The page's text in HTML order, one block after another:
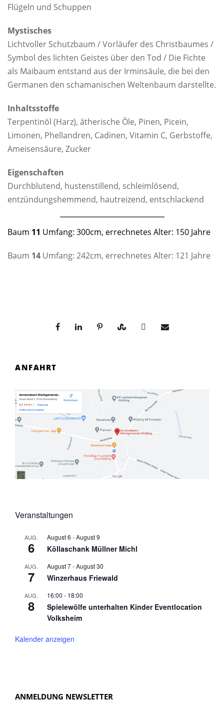
Flügeln und Schuppen
Mystisches
Lichtvoller Schutzbaum / Vorläufer des Christbaumes /
Symbol des lichten Geistes über den Tod / Die Fichte
als Maibaum entstand aus der Irminsäule, die bei den
Germanen den schamanischen Weltenbaum darstellte.
Inhaltsstoffe
Terpentinöl (Harz), ätherische Öle, Pinen, Picein,
Limonen, Phellandren, Cadinen, Vitamin C, Gerbstoffe,
Ameisensäure, Zucker
Eigenschaften
Durchblutend, hustenstillend, schleimlösend,
entzündungshemmend, hautreizend, entschlackend
Baum 11 Umfang: 300cm, errechnetes Alter: 150 Jahre
Baum 14 Umfang: 242cm, errechnetes Alter: 121 Jahre
ANFAHRT
Veranstaltungen
AUG.
6
August 6 -August 9
Köllaschank Müllner Michl
AUG.
7
August 7-August 30
Winzerhaus Friewald
AUG.
8
16:00 - 18:00
Spielewölfe unterhalten Kinder Eventlocation
Volksheim
Kalender anzeigen
ANMELDUNG NEWSLETTER